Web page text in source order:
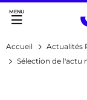
Accès direct :
Menu principal
Accueil
Actualités
Sélection de l'actu